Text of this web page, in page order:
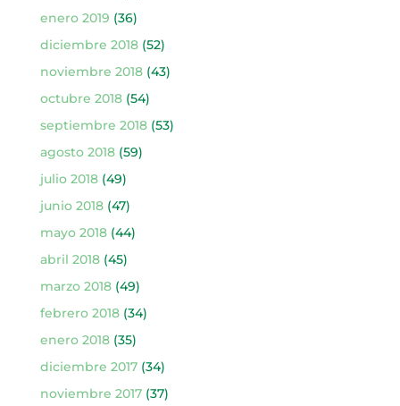
enero 2019 (36)
diciembre 2018(52)
noviembre 2018(43)
octubre 2018(54)
septiembre 2018(53)
agosto 2018(59)
julio 2018(49)
junio 2018(47)
mayo 2018(44)
abril 2018(45)
marzo 2018(49)
febrero 2018(34)
enero 2018(35)
diciembre 2017(34)
noviembre 2017(37)